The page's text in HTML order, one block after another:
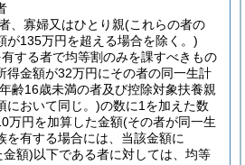
、寡婦又はひとり親(これらの者の
が135万円を超える場合を除く。)
する者で均等割のみを課すべきもの
得金額が32万円にその者の同一生計
齢16歳未満の者及び控除対象扶養親
において同じ。)の数に1を加えた数
万円を加算した金額(その者が同一生
を有する場合には、当該金額に
金額)以下である者に対しては、均等